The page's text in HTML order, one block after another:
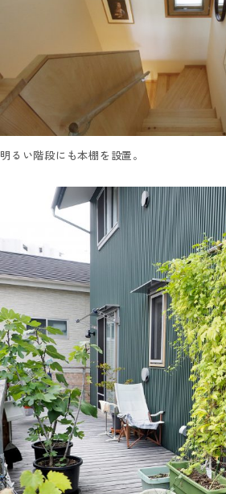
明るい階段にも本棚を設置。